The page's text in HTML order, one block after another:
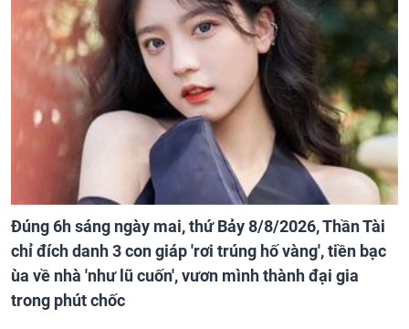
Đúng 6h sáng ngày mai, thứ Bảy 8/8/2026, Thần Tài
chỉ đích danh 3 con giáp 'rơi trúng hố vàng', tiền bạc
ùa về nhà 'như lũ cuốn', vươn mình thành đại gia
trong phút chốc